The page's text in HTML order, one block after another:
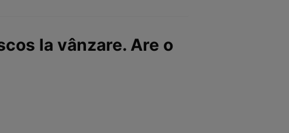
la vânzare. Are o